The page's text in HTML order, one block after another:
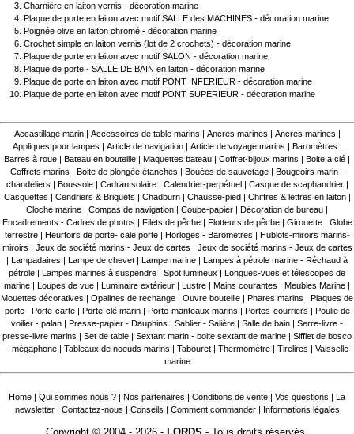
Charnière en laiton vernis - décoration marine
Plaque de porte en laiton avec motif SALLE des MACHINES - décoration marine
Poignée olive en laiton chromé - décoration marine
Crochet simple en laiton vernis (lot de 2 crochets) - décoration marine
Plaque de porte en laiton avec motif SALON - décoration marine
Plaque de porte - SALLE DE BAIN en laiton - décoration marine
Plaque de porte en laiton avec motif PONT INFERIEUR - décoration marine
Plaque de porte en laiton avec motif PONT SUPERIEUR - décoration marine
Accastillage marin| Accessoires de table marins Ancres marines Ancres marines
Appliques pour lampes
Article de navigation| Article de voyage marins Baromètres
Barres à roue
Bateau en bouteille Maquettes bateau Coffret-bijoux marins Boite a clé
Coffrets marins
Boite de plongée étanches Bouées de sauvetage
Bougeoirs marin -
chandeliers
Boussole| Cadran solaire| Calendrier-perpétuel Casque de scaphandrier|
Casquettes
Cendriers & Briquets Chadburn| Chausse-pied Chiffres & lettres en laiton|
Cloche marine
Compas de navigation Coupe-papier Décoration de bureau
Encadrements - Cadres de photos
Filets de pêche| Flotteurs de pêche| Girouette| Globe
terrestre| Heurtoirs de porte- cale porte| Horloges - Barometres
Hublots-miroirs marins-
miroirs
Jeux de société marins - Jeux de cartes
Jeux de société marins - Jeux de cartes
Lampadaires Lampe de chevet Lampe marine
Lampes à pétrole marine - Réchaud à
pétrole
Lampes marines à suspendre Spot lumineux
Longues-vues et télescopes de
marine
Loupes de vue Luminaire extérieur Lustre Mains courantes Meubles Marine
Mouettes décoratives
Opalines de rechange Ouvre bouteille Phares marins
Plaques de
porte| Porte-carte| Porte-clé marin Porte-manteaux marins Portes-courriers
Poulie de
voilier - palan
Presse-papier - Dauphins Sablier - Salière Salle de bain
Serre-livre -
presse-livre marins
Set de table Sextant marin - boite sextant de marine
Sifflet de bosco
- mégaphone| Tableaux de noeuds marins Tabouret| Thermomètre| Tirelires
Vaisselle
marine
Home Qui sommes nous ? Nos partenaires Conditions de vente Vos questions
La
newsletter
Contactez-nous Conseils Comment commander Informations légales